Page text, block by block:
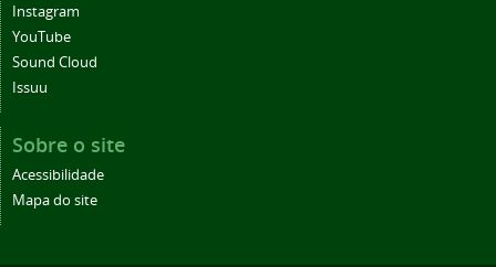
Instagram
YouTube
Sound Cloud
Issuu
Sobre o site
Acessibilidade
Mapa do site